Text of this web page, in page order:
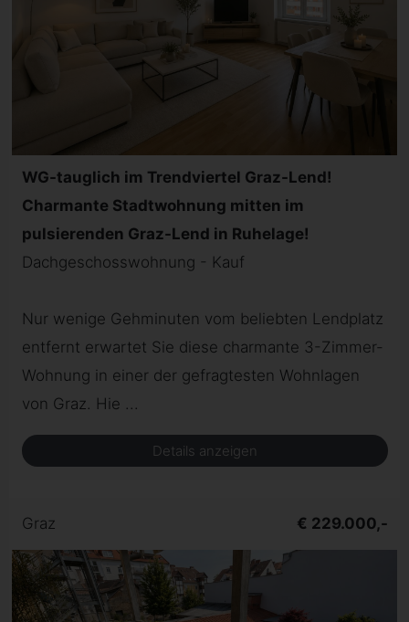
WG-tauglich im Trendviertel Graz-Lend!
Charmante Stadtwohnung mitten im
pulsierenden Graz-Lend in Ruhelage!
Dachgeschosswohnung - Kauf
Nur wenige Gehminuten vom beliebten Lendplatz
entfernt erwartet Sie diese charmante 3-Zimmer-
Wohnung in einer der gefragtesten Wohnlagen
von Graz. Hie ...
Details anzeigen
Graz € 229.000,-